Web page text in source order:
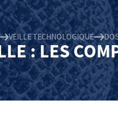
VEILLE TECHNOLOGIQUE
: LES